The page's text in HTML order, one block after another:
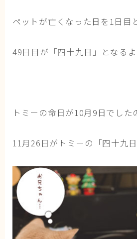
ペットが亡くなった日を1日目
49日目が「四十九日」となるよ
トミーの命日が10月9日でした
11月26日がトミーの「四十九日